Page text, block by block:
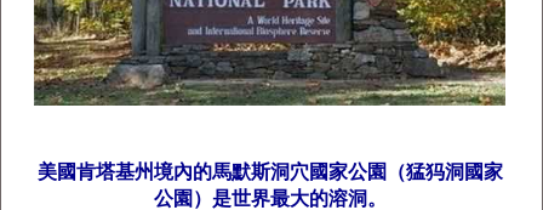
美國肯塔基州境內的馬默斯洞穴國家公園（猛犸洞國家
公園）是世界最大的溶洞。